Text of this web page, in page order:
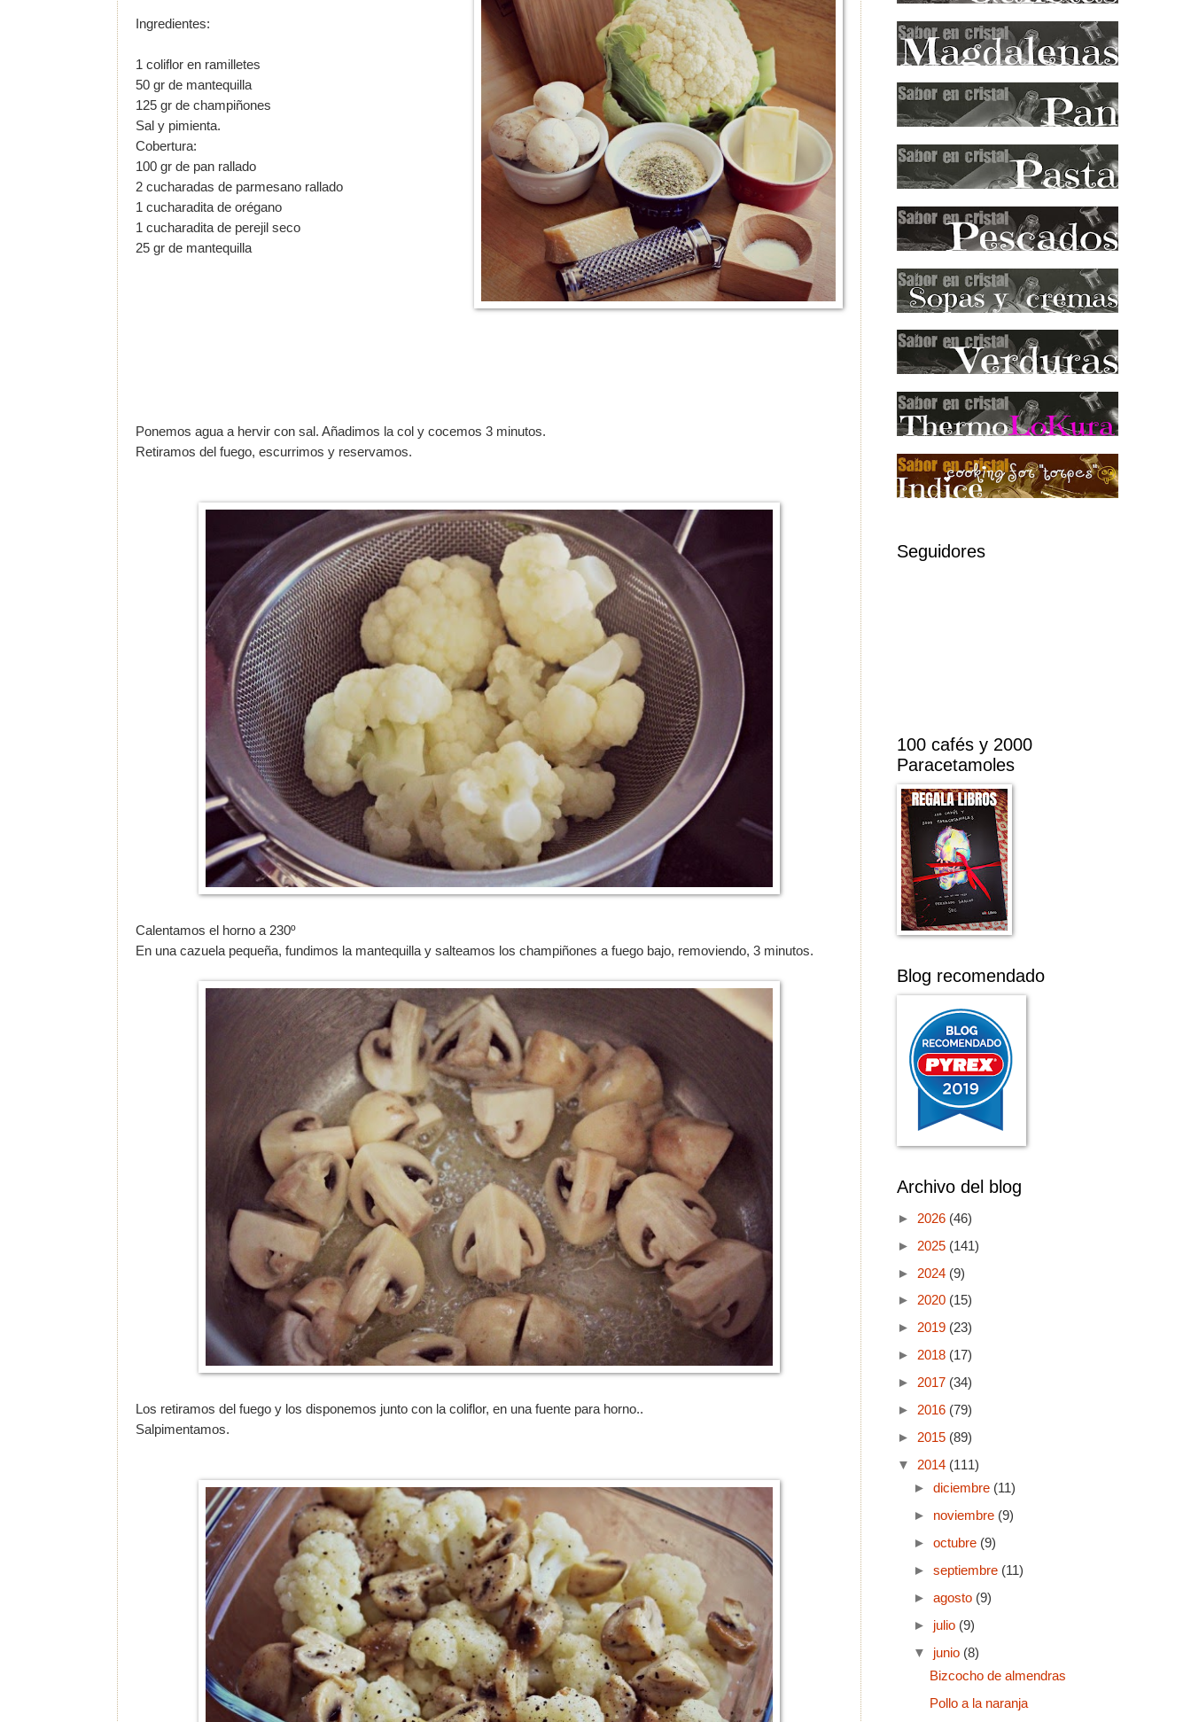
Ingredientes:
1 coliflor en ramilletes
50 gr de mantequilla
125 gr de champiñones
Sal y pimienta.
Cobertura:
100 gr de pan rallado
2 cucharadas de parmesano rallado
1 cucharadita de orégano
1 cucharadita de perejil seco
25 gr de mantequilla
Ponemos agua a hervir con sal. Añadimos la col y cocemos 3 minutos.
Retiramos del fuego, escurrimos y reservamos.
Calentamos el horno a 230º
En una cazuela pequeña, fundimos la mantequilla y salteamos los champiñones a fuego bajo, removiendo, 3 minutos.
Los retiramos del fuego y los disponemos junto con la coliflor, en una fuente para horno..
Salpimentamos.
Seguidores
100 cafés y 2000
Paracetamoles
Blog recomendado
Archivo del blog
► 2026 (46)
► 2025 (141)
► 2024 (9)
► 2020 (15)
► 2019 (23)
► 2018 (17)
► 2017 (34)
► 2016 (79)
► 2015 (89)
▼ 2014 (111)
► diciembre (11)
► noviembre (9)
► octubre (9)
► septiembre (11)
► agosto (9)
► julio (9)
▼ junio (8)
Bizcocho de almendras
Pollo a la naranja